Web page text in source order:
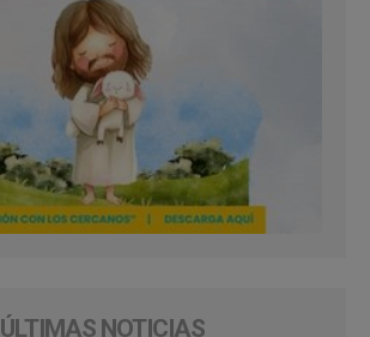
ÚLTIMAS NOTICIAS